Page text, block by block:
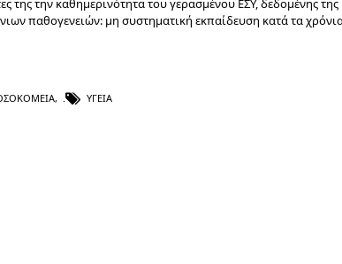
της την καθημερινότητα του γερασμένου ΕΣΥ, δεδομένης της
παθογενειών: μη συστηματική εκπαίδευση κατά τα
, ΥΓΕΊΑ